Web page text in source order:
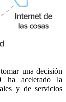
una decisión
ha acelerado la
y de servicios